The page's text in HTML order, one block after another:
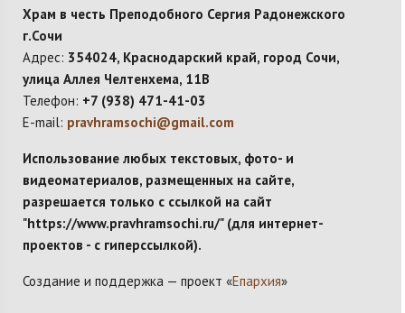
Храм в честь Преподобного Сергия Радонежского
г.Сочи
Адрес: 354024, Краснодарский край, город Сочи,
улица Аллея Челтенхема, 11В
Телефон: +7 (938) 471-41-03
E-mail: pravhramsochi@gmail.com
Использование любых текстовых, фото- и
видеоматериалов, размещенных на сайте,
разрешается только с ссылкой на сайт
"https://www.pravhramsochi.ru/" (для интернет-
проектов - с гиперссылкой).
Создание и поддержка — проект «Епархия»